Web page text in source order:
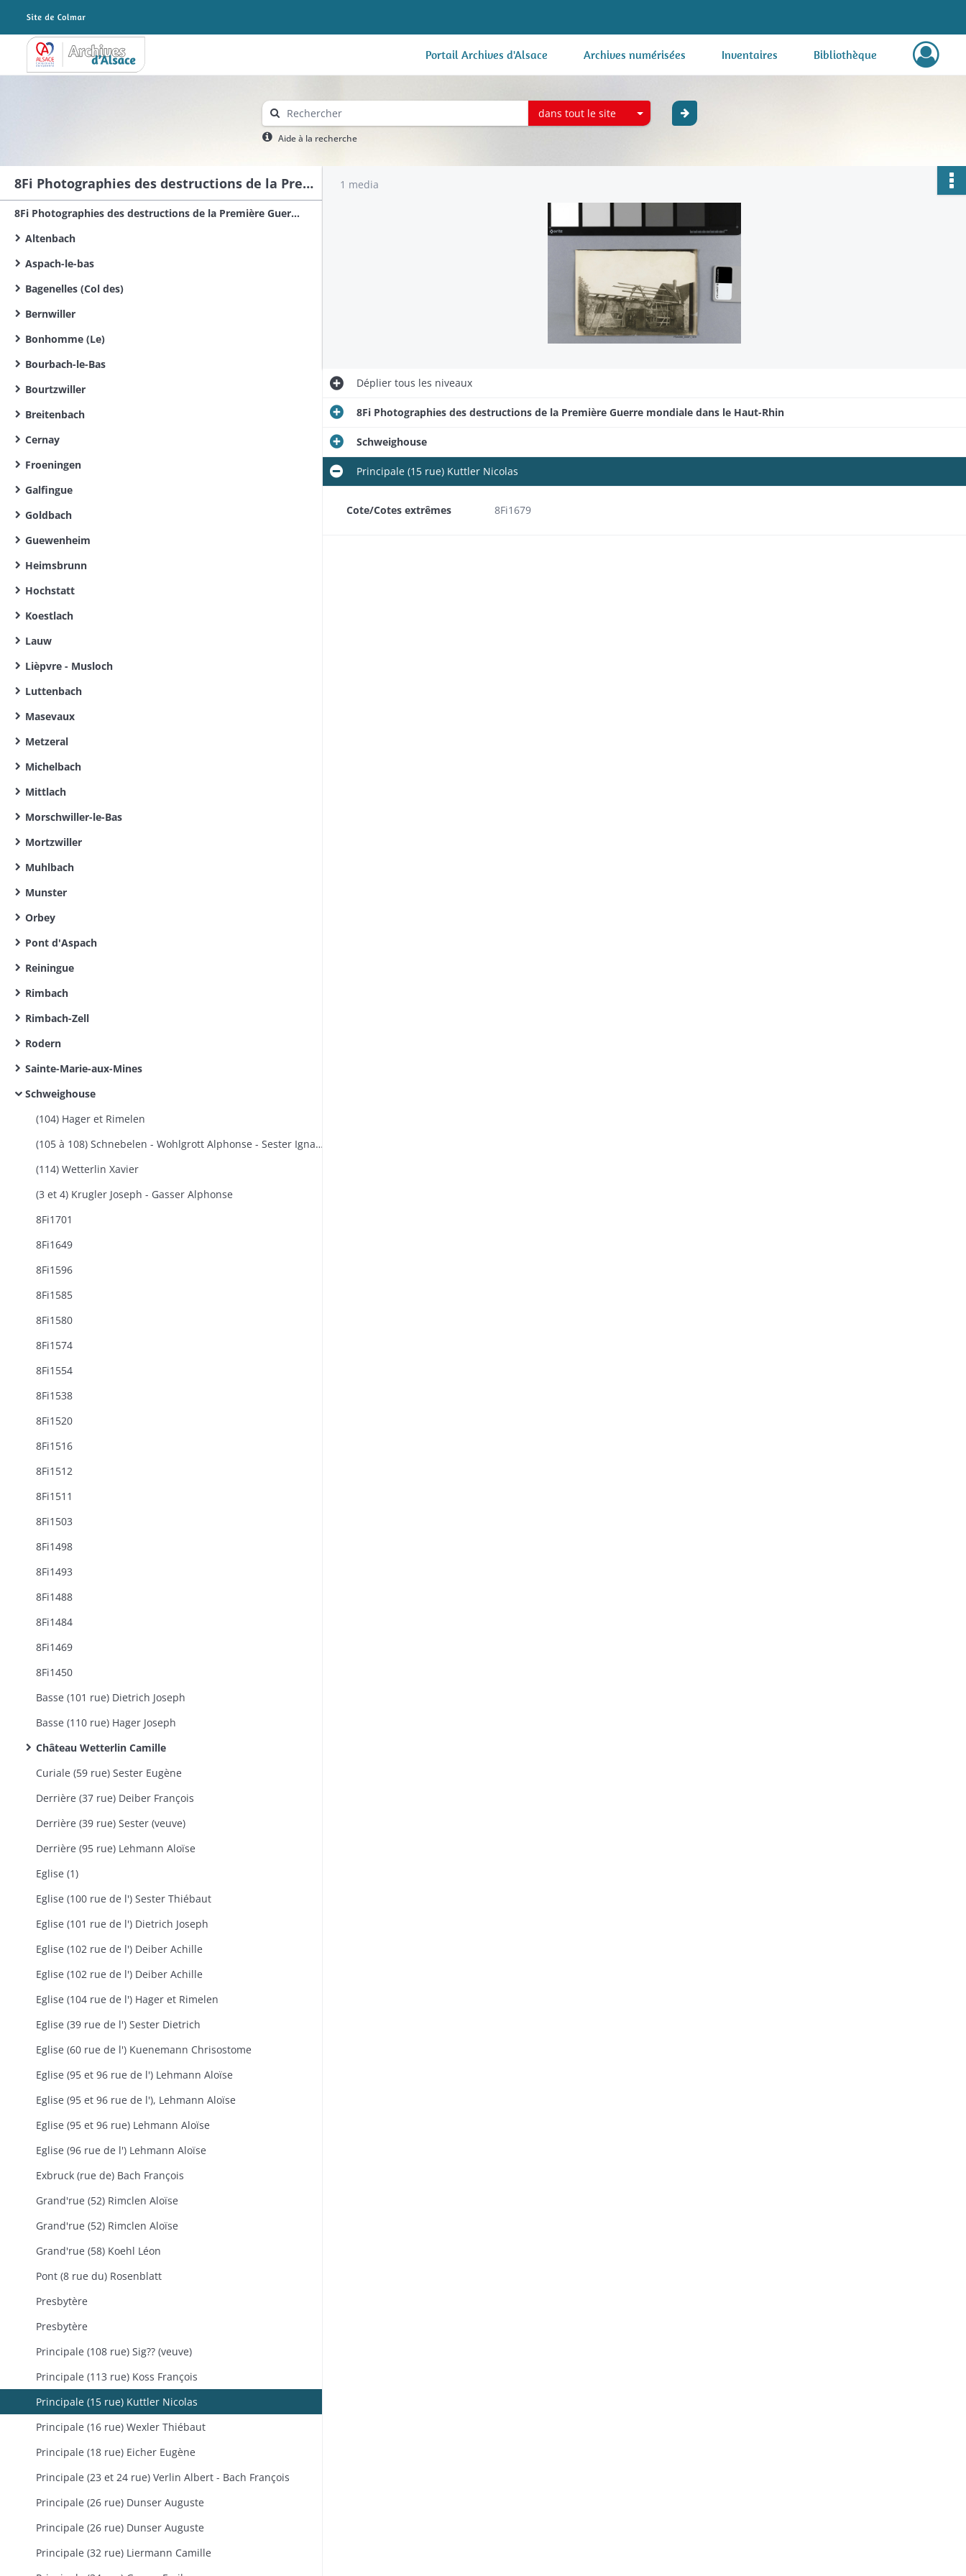
Archives Alsace - Colmar Portail Archives d'Alsace Archives numérisées Inventaires Bibliothèque
dans tout le site
Aide à la recherche
8Fi Photographies des destructions de la Première Guerre mondiale dans le sud du Haut-Rhin
8Fi Photographies des destructions de la Première Guerre mondiale dans le Haut-Rhin
Altenbach
Aspach-le-bas
Bagenelles (Col des)
Bernwiller
Bonhomme (Le)
Bourbach-le-Bas
Bourtzwiller
Breitenbach
Cernay
Froeningen
Galfingue
Goldbach
Guewenheim
Heimsbrunn
Hochstatt
Koestlach
Lauw
Lièpvre - Musloch
Luttenbach
Masevaux
Metzeral
Michelbach
Mittlach
Morschwiller-le-Bas
Mortzwiller
Muhlbach
Munster
Orbey
Pont d'Aspach
Reiningue
Rimbach
Rimbach-Zell
Rodern
Sainte-Marie-aux-Mines
Schweighouse
(104) Hager et Rimelen
(105 à 108) Schnebelen - Wohlgrott Alphonse - Sester Ignace - Sig?? (veuve)
(114) Wetterlin Xavier
(3 et 4) Krugler Joseph - Gasser Alphonse
8Fi1701
8Fi1649
8Fi1596
8Fi1585
8Fi1580
8Fi1574
8Fi1554
8Fi1538
8Fi1520
8Fi1516
8Fi1512
8Fi1511
8Fi1503
8Fi1498
8Fi1493
8Fi1488
8Fi1484
8Fi1469
8Fi1450
Basse (101 rue) Dietrich Joseph
Basse (110 rue) Hager Joseph
Château Wetterlin Camille
Curiale (59 rue) Sester Eugène
Derrière (37 rue) Deiber François
Derrière (39 rue) Sester (veuve)
Derrière (95 rue) Lehmann Aloïse
Eglise (1)
Eglise (100 rue de l') Sester Thiébaut
Eglise (101 rue de l') Dietrich Joseph
Eglise (102 rue de l') Deiber Achille
Eglise (102 rue de l') Deiber Achille
Eglise (104 rue de l') Hager et Rimelen
Eglise (39 rue de l') Sester Dietrich
Eglise (60 rue de l') Kuenemann Chrisostome
Eglise (95 et 96 rue de l') Lehmann Aloïse
Eglise (95 et 96 rue de l'), Lehmann Aloïse
Eglise (95 et 96 rue) Lehmann Aloïse
Eglise (96 rue de l') Lehmann Aloïse
Exbruck (rue de) Bach François
Grand'rue (52) Rimclen Aloïse
Grand'rue (52) Rimclen Aloïse
Grand'rue (58) Koehl Léon
Pont (8 rue du) Rosenblatt
Presbytère
Presbytère
Principale (108 rue) Sig?? (veuve)
Principale (113 rue) Koss François
Principale (15 rue) Kuttler Nicolas
Principale (16 rue) Wexler Thiébaut
Principale (18 rue) Eicher Eugène
Principale (23 et 24 rue) Verlin Albert - Bach François
Principale (26 rue) Dunser Auguste
Principale (26 rue) Dunser Auguste
Principale (32 rue) Liermann Camille
1 media
Dépliertous les niveaux
8Fi Photographies des destructions de la Première Guerre mondiale dans le Haut-Rhin
Schweighouse
Principale (15 rue) Kuttler Nicolas
Cote/Cotes extrêmes 8Fi1679